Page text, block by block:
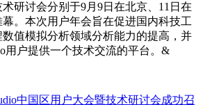
研讨会分别于9月9日在北京、11日在
。本次用户年会旨在促进国内科技工
值模拟分析领域分析能力的提高，并
用户提供一个技术交流的平台。&